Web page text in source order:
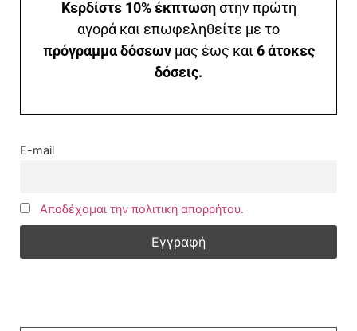
Κερδίστε 10% έκπτωσηστην πρώτη
αγορά και επωφεληθείτε με το
πρόγραμμα δόσεωνμας έως και 6 άτοκες
δόσεις.
E-mail
Αποδέχομαι την πολιτική απορρήτου.